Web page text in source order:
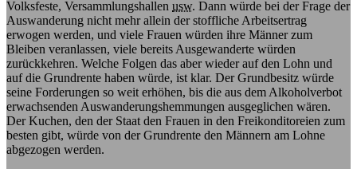
Volksfeste, Versammlungshallen usw. Dann würde bei der Frage der
Auswanderung nicht mehr allein der stoffliche Arbeitsertrag
erwogen werden, und viele Frauen würden ihre Männer zum
Bleiben veranlassen, viele bereits Ausgewanderte würden
zurückkehren. Welche Folgen das aber wieder auf den Lohn und
auf die Grundrente haben würde, ist klar. Der Grundbesitz würde
seine Forderungen so weit erhöhen, bis die aus dem Alkoholverbot
erwachsenden Auswanderungshemmungen ausgeglichen wären.
Der Kuchen, den der Staat den Frauen in den Freikonditoreien zum
besten gibt, würde von der Grundrente den Männern am Lohne
abgezogen werden.